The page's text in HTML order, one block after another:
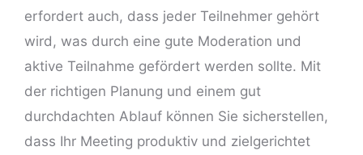
erfordert auch, dass jeder Teilnehmer gehört
wird, was durch eine gute Moderation und
aktive Teilnahme gefördert werden sollte. Mit
der richtigen Planung und einem gut
durchdachten Ablauf können Sie sicherstellen,
dass Ihr Meeting produktiv und zielgerichtet